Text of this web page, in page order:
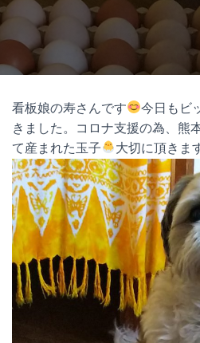
看板娘の寿さんです 今日もビ
きました。コロナ支援の為、熊
て産まれた玉子
大切に頂きま